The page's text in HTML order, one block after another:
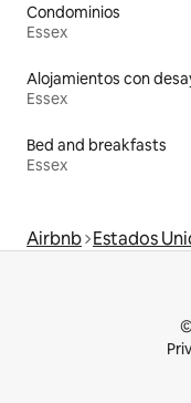
Condominios
Essex
Alojamientos con
Essex
Bed and breakfasts
Essex
Airbnb Estados